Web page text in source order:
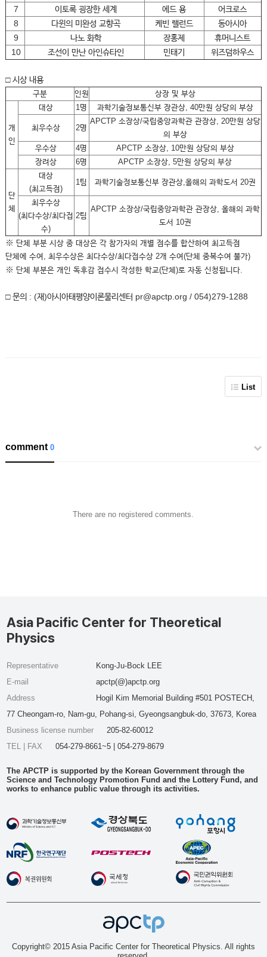
7
이토록 굉장한 세계 에드 용
어크로스
8
다윈의 미완성 교향곡 케빈 랠런드
동아시아
9
나노 화학 장홍제
휴머니스트
10
조선이 만난 아인슈타인 민태기 위즈덤하우스
□ 시상 내용
구분 인원 상장 및 부상
개
인
대상 1명 과학기술정보통신부 장관상, 40만원 상당의 부상
최우수상 2명
APCTP 소장상/국립중앙과학관 관장상, 20만원 상당
의 부상
우수상
4명
APCTP 소장상, 10만원 상당의 부상
장려상
6명 APCTP 소장상, 5만원 상당의 부상
단
체
대상
(최고득점)
1팀 과학기술정보통신부 장관상,올해의 과학도서 20권
최우수상
(최다수상/최다접
수)
2팀
APCTP 소장상/국립중앙과학관 관장상, 올해의 과학
도서 10권
※ 단체 부분 시상 중 대상은 각 참가자의 개별 점수를 합산하여 최고득점
단체에 수여, 최우수상은 최다수상/최다접수상 2개 수여(단체 중복수여 불가)
※ 단체 부분은 개인 독후감 접수시 작성한 학교(단체)로 자동 신청됩니다.
□ 문의 : (재)아시아태평양이론물리센터 pr@apctp.org / 054)279-1288
List
comment0
There are no registered comments.
Asia Pacific Center for Theoretical
Physics
Representative
Kong-Ju-Bock LEE
E-mail
apctp(@)apctp.org
Address
Hogil Kim Memorial Building #501 POSTECH,
77 Cheongam-ro, Nam-gu, Pohang-si, Gyeongsangbuk-do, 37673, Korea
Business license number
205-82-60012
TEL | FAX
054-279-8661~5 | 054-279-8679
The APCTP is supported by the Korean Government through the
Science and Technology Promotion Fund and the Lottery Fund, and
works to enhance public value through its activities.
Copyright© 2015 Asia Pacific Center for Theoretical Physics. All rights